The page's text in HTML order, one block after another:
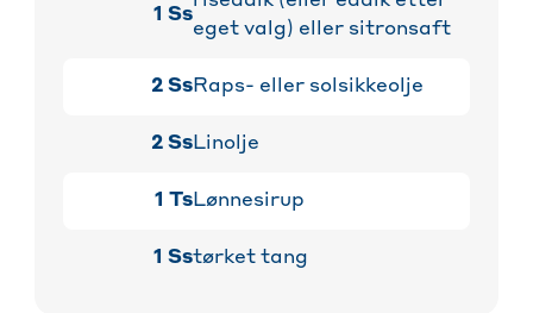
1 Ss
eget valg) eller sitronsaft
2 SsRaps- eller solsikkeolje
2 SsLinolje
1 TsLønnesirup
1 Sstørket tang